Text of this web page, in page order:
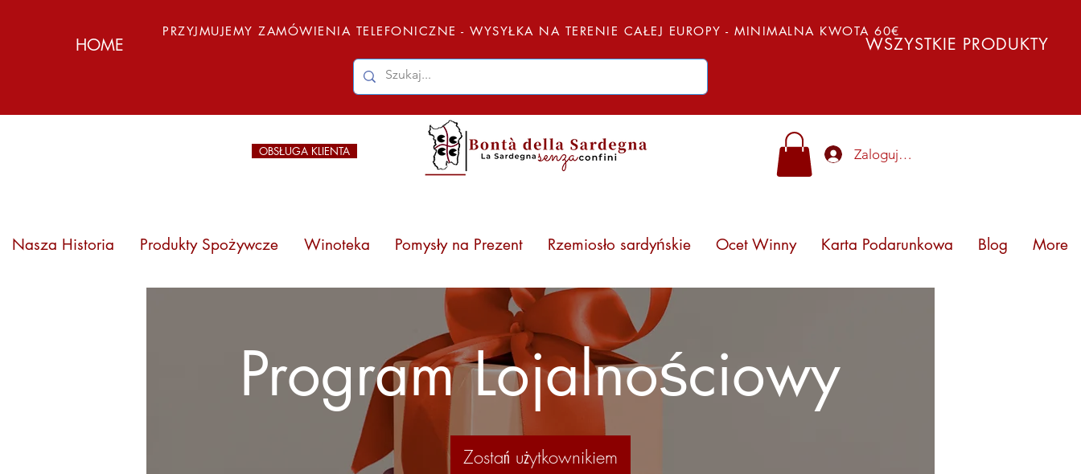
HOME
PRZYJMUJEMY ZAMÓWIENIA TELEFONICZNE - WYSYŁKA NA TERENIE CAŁEJ EUROPY - MINIMALNA KWOTA 60€
WSZYSTKIE PRODUKTY
OBSŁUGA KLIENTA Zaloguj się
Nasza Historia Produkty Spożywcze Winoteka Pomysły na Prezent Rzemiosło sardyńskie Ocet Winny Karta Podarunkowa Blog More
Program Lojalnościowy
Zostań użytkownikiem